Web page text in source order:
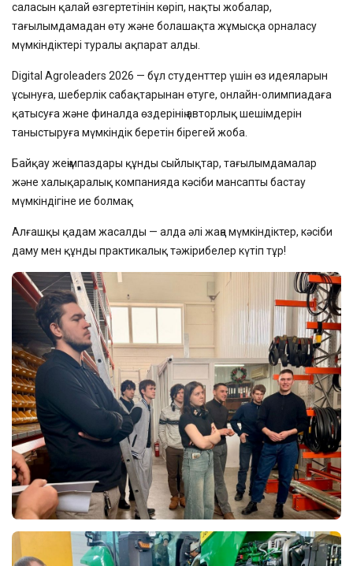
саласын қалай өзгертетінін көріп, нақты жобалар,
тағылымдамадан өту және болашақта жұмысқа орналасу
мүмкіндіктері туралы ақпарат алды.
Digital Agroleaders 2026 — бұл студенттер үшін өз идеяларын
ұсынуға, шеберлік сабақтарынан өтуге, онлайн-олимпиадаға
қатысуға және финалда өздерінің авторлық шешімдерін
таныстыруға мүмкіндік беретін бірегей жоба.
Байқау жеңімпаздары құнды сыйлықтар, тағылымдамалар
және халықаралық компанияда кәсіби мансапты бастау
мүмкіндігіне ие болмақ
Алғашқы қадам жасалды — алда әлі жаңа мүмкіндіктер, кәсіби
даму мен құнды практикалық тәжірибелер күтіп тұр!